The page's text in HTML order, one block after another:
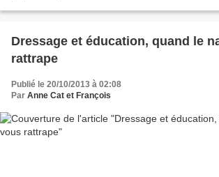
Dressage et éducation, quand le
rattrape
Publié le 20/10/2013 à 02:08
Par Anne Cat et François